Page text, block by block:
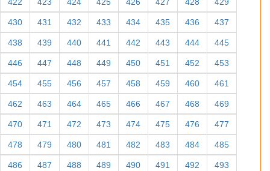
430 431 432 433 434 435 436 437
438 439 440 441 442 443 444 445
446 447 448 449 450 451 452 453
454 455 456 457 458 459 460 461
462 463 464 465 466 467 468 469
470 471 472 473 474 475 476 477
478 479 480 481 482 483 484 485
486 487 488 489 490 491 492 493